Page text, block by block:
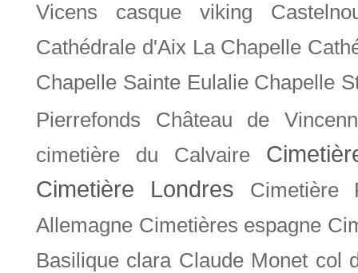
Vicens casque viking
Cathédrale d'Aix La Chapelle
Chapelle Sainte Eulalie Chapelle
Pierrefonds
Château de
cimetière du Calvaire
Cimetière Londres
Cimetière
Allemagne Cimetières espagne
Basilique clara Claude Monet col